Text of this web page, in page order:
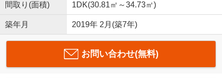
間取り(面積) 1DK(30.81㎡～34.73㎡)
築年月 2019年 2月(築7年)
お問い合わせ(無料)